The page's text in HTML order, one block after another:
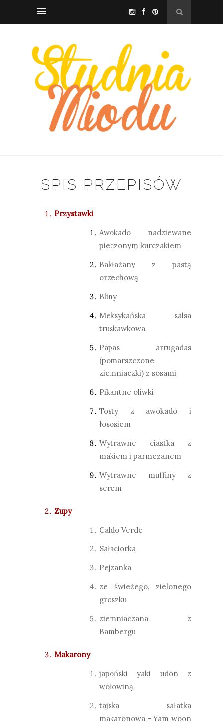
SPIS PRZEPISÓW
Przystawki
Awokado nadziewane
pieczonym kurczakiem
Bakłażany z pastą
orzechową
Bliny
Meksykańska salsa
truskawkowa
Papas arrugadas
(pomarszczone
ziemniaczki) z sosami
Pikantne oliwki
Tosty z awokado i
łososiem
Wytrawne ciastka z
makiem i parmezanem
Wytrawne muffiny z
serem
Zupy
Caldo Verde
Sałaciorka
Pejzanka
ze świeżego, zielonego
groszku
ziemniaczana z
Bambergu
Makarony
japoński yaki udon z
wołowiną
tajska sałatka
makaronowa - Yam woon